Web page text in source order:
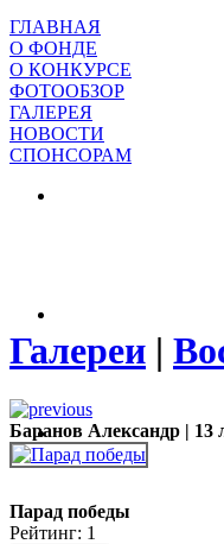
ГЛАВНАЯ
О ФОНДЕ
О КОНКУРСЕ
ФОТООБЗОР
ГАЛЕРЕЯ
НОВОСТИ
СПОНСОРАМ
Галереи |
Баранов Александр | 13
Парад победы
Рейтинг: 1